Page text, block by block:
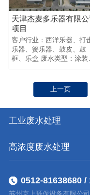
天津杰麦多乐器有限公
项目
客户行业：西洋乐器、打
乐器、簧乐器、鼓皮、鼓
框、乐盒 废水类型：涂装
磷浊度色度 进水指标
916200未检出未检出
1812$$$$
上一页
工业废水处理
高浓度废水处理
0512-81638680 /